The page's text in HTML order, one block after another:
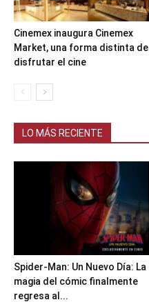
Cinemex inaugura Cinemex
Market, una forma distinta de
disfrutar el cine
LO MÁS RECIENTE
Spider-Man: Un Nuevo Día: La
magia del cómic finalmente
regresa al...